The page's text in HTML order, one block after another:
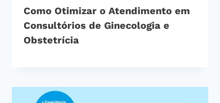
Como Otimizar o Atendimento em
Consultórios de Ginecologia e
Obstetrícia